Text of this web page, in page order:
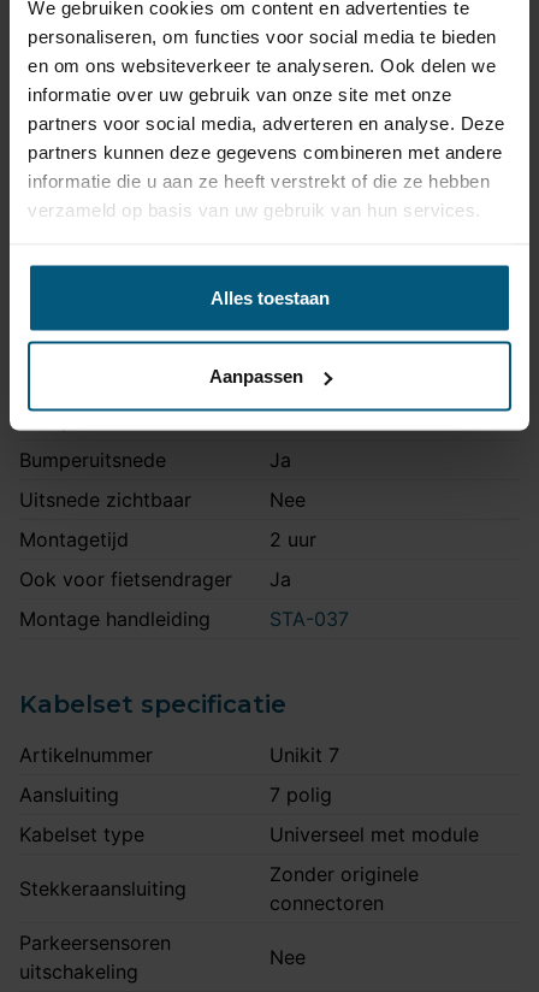
We gebruiken cookies om content en advertenties te
personaliseren, om functies voor social media te bieden
en om ons websiteverkeer te analyseren. Ook delen we
informatie over uw gebruik van onze site met onze
partners voor social media, adverteren en analyse. Deze
partners kunnen deze gegevens combineren met andere
informatie die u aan ze heeft verstrekt of die ze hebben
verzameld op basis van uw gebruik van hun services.
Alles toestaan
Aanpassen
Met de Europese typegoedkeuring voldoen trekhaak
en kabelset aan alle geldende veiligheidsnormen.
Trekhaak specificatie
Artikelnummer
STA-037
Kogel is bevestigd met
twee bouten.
Maximaal trekgewicht
1800 kg
80 kg
Bumperuitsnede
Ja
Uitsnede zichtbaar
Nee
Montagetijd
2 uur
Ook voor fietsendrager
Ja
Montage handleiding
STA-037
Kabelset specificatie
Artikelnummer
Unikit 7
Aansluiting
7 polig
Kabelset type
Universeel met module
Stekkeraansluiting
Zonder originele
connectoren
Parkeersensoren
uitschakeling
Nee